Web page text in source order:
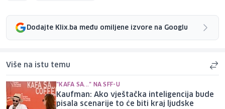
Dodajte Klix.ba među omiljene izvore na Googlu
Više na istu temu
"KAFA SA..." NA SFF-U
Kaufman: Ako vještačka inteligencija bude
pisala scenarije to će biti kraj ljudske